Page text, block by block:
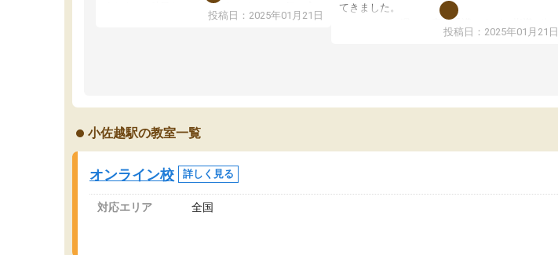
ました！5科目なんでもOKなのもとても気に入
投稿日：2025年01月21日
てきました。
オンラインで週に一度の受講ですが、指導が無
い日も予定表に基づいて勉強したり、LINEでわ
投稿日：2025年01月21日
小佐越駅の教室一覧
オンライン校 詳しく見る
対応エリア 全国